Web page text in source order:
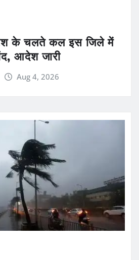
के चलते कल इस जिले में
आदेश जारी
Aug 4, 2026